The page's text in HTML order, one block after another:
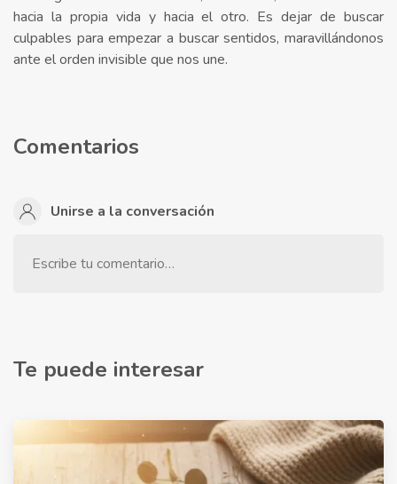
hacia la propia vida y hacia el otro. Es dejar de buscar
culpables para empezar a buscar sentidos, maravillándonos
ante el orden invisible que nos une.
Comentarios
Unirse a la conversación
Escribe tu comentario…
Te puede interesar